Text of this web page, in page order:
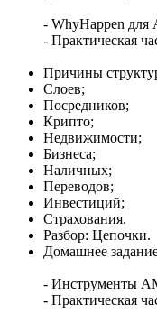
- WhyHappen для
- Практическая
Причины
Слоев;
Посредников;
Крипто;
Недвижимости;
Бизнеса;
Наличных;
Переводов;
Инвестиций;
Страхования.
Разбор: Цепочки.
Домашнее
- Инструменты
- Практическая